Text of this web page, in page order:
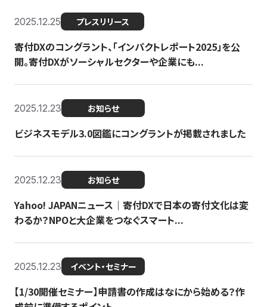
2025.12.25 プレスリリース
寄付DXのコングラント、「インパクトレポート2025」を公
開。寄付DXがソーシャルセクターや企業にも...
2025.12.23 お知らせ
ビジネスモデル3.0図鑑にコングラントが掲載されました
2025.12.23 お知らせ
Yahoo! JAPANニュース｜寄付DXで日本の寄付文化は変
わるか？NPOと大企業をつなぐスマート...
2025.12.23 イベント・セミナー
【1/30開催セミナー】申請書の作成はなにから始める？作